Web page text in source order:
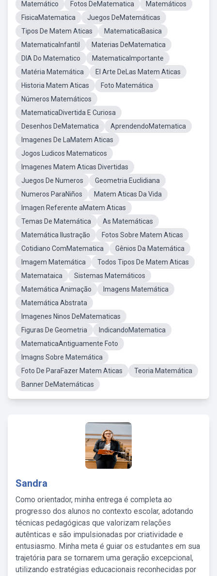
Matemático Fotos DeMatematica
Matemáticos
FisicaMatematica
Juegos DeMatemáticas
Tipos De Matem Aticas
MatematicaBasica
MatematicaInfantil
Materias DeMatematica
DIA Do Matematico
MatematicaImportante
Matéria Matemática
El Arte DeLas Matem Aticas
Historia Matem Aticas
Foto Matemática
Números Matemáticos
MatematicaDivertida E Curiosa
Desenhos DeMatematica
AprendendoMatematica
Imagenes De LaMatem Aticas
Jogos Ludicos Matematicos
Imagenes Matem Aticas Divertidas
Juegos De Numeros
Geometria Euclidiana
Numeros ParaNiños
Matem Aticas Da Vida
Imagen Referente aMatem Aticas
Temas De Matemática
As Matemáticas
Matemática Ilustração
Fotos Sobre Matem Aticas
Cotidiano ComMatematica
Gênios Da Matemática
Imagem Matemática
Todos Tipos De Matem Aticas
Matemataica
Sistemas Matemáticos
Matemática Animação
Imagens Matemática
Matemática Abstrata
Imagenes Ninos DeMatematicas
Figuras De Geometria
IndicandoMatematica
MatematicaAntiguamente Foto
Imagns Sobre Matemática
Foto De ParaFazer Matem Aticas
Teoria Matemática
Banner DeMatemáticas
Sandra
Como orientador, minha entrega é completa ao
progresso dos alunos no contexto escolar, adotando
técnicas pedagógicas que valorizam relações
autênticas e são impulsionadas por criatividade e
entusiasmo. Minha meta é guiar os estudantes em sua
trajetória para se tornarem uma geração excepcional,
utilizando estratégias educacionais reconhecidas por